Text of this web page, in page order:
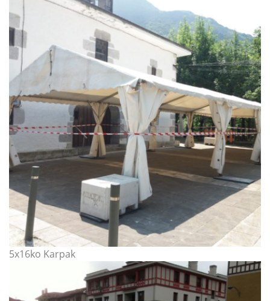
5x16ko Karpak